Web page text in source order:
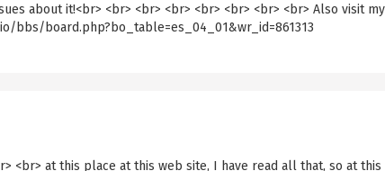
about it!<br> <br> <br> <br> <br> <br> <br> <br> Also visit my
bbs/board.php?bo_table=es_04_01&wr_id=861313
<br> at this place at this web site, I have read all that, so at this